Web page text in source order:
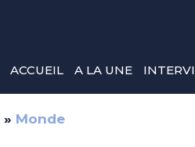
ACCUEIL A LA UNE
» Monde